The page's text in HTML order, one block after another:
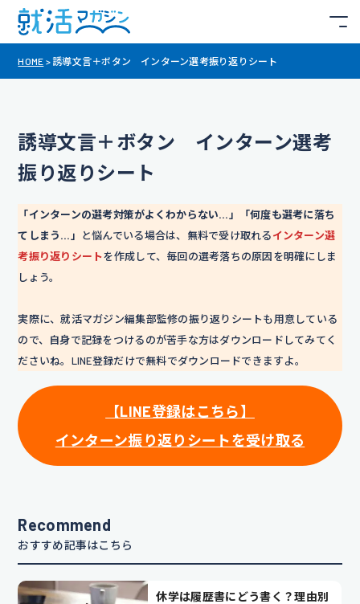
HOME >誘導文言＋ボタン インターン選考振り返りシート
誘導文言＋ボタン インターン選考
振り返りシート
「インターンの選考対策がよくわからない…」「何度も選考に落ち
てしまう…」
と悩んでいる場合は、無料で受け取れるインターン選
考振り返りシートを作成して、毎回の選考落ちの原因を明確にしま
しょう。
実際に、就活マガジン編集部監修の振り返りシートも用意している
ので、自身で記録をつけるのが苦手な方はダウンロードしてみてく
ださいね。LINE登録だけで無料でダウンロードできますよ。
【LINE登録はこちら】
インターン振り返りシートを受け取る
Recommend
おすすめ記事はこちら
休学は履歴書にどう書く？理由別